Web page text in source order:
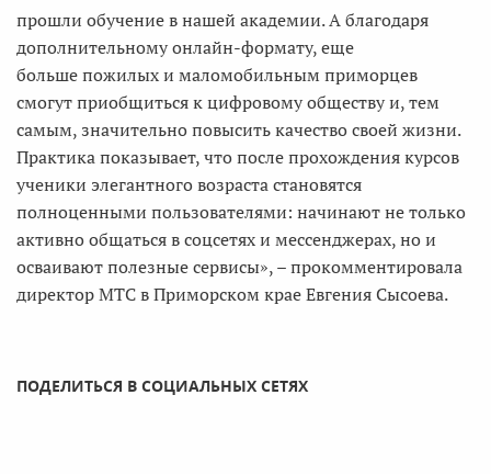
прошли обучение в нашей академии. А благодаря
дополнительному онлайн-формату, еще
больше пожилых и маломобильным приморцев
смогут приобщиться к цифровому обществу и, тем
самым, значительно повысить качество своей жизни.
Практика показывает, что после прохождения курсов
ученики элегантного возраста становятся
полноценными пользователями: начинают не только
активно общаться в соцсетях и мессенджерах, но и
осваивают полезные сервисы», – прокомментировала
директор МТС в Приморском крае Евгения Сысоева.
ПОДЕЛИТЬСЯ В СОЦИАЛЬНЫХ СЕТЯХ